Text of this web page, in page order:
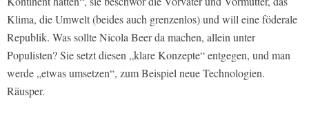
Klima, die Umwelt (beides auch grenzenlos) und will eine föderale
Republik. Was sollte Nicola Beer da machen, allein unter
Populisten? Sie setzt diesen „klare Konzepte“ entgegen, und man
werde „etwas umsetzen“, zum Beispiel neue Technologien.
Räusper.